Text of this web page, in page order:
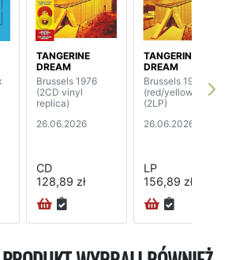
TANGERINE
DREAM
Brussels 1976
(2CD vinyl
replica)
26.06.2026
CD
128,89 zł
TANGERINE
DREAM
Brussels 1976
(red/yellow vinyl)
(2LP)
26.06.2026
LP
156,89 zł